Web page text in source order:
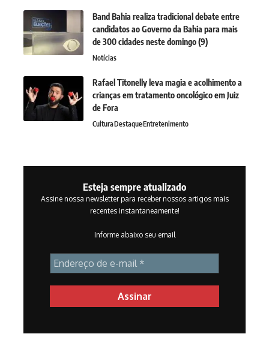
Band Bahia realiza tradicional debate entre
candidatos ao Governo da Bahia para mais
de 300 cidades neste domingo (9)
Notícias
Rafael Titonelly leva magia e acolhimento a
crianças em tratamento oncológico em Juiz
de Fora
CulturaDestaqueEntretenimento
Esteja sempre atualizado
Assine nossa newsletter para receber nossos artigos mais
recentes instantaneamente!
Informe abaixo seu email